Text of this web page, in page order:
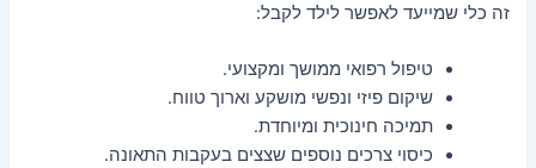
זה כלי שמייעד לאפשר לילד לקבל:
טיפול רפואי ממושך ומקצועי.
שיקום פיזי ונפשי מושקע וארוך טווח.
תמיכה חינוכית ומיוחדת.
כיסוי צרכים נוספים שצצים בעקבות התאונה.